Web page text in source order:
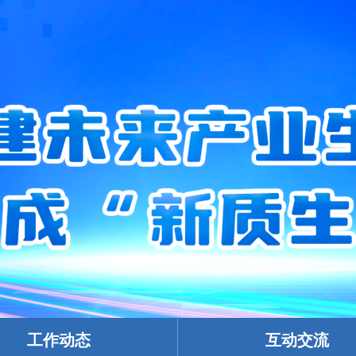
工作动态 互动交流